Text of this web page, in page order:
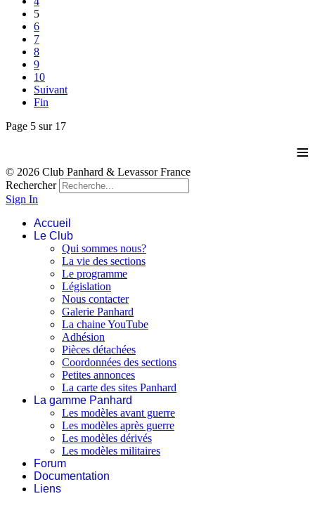
5
6
7
8
9
10
Suivant
Fin
Page 5 sur 17
≡
© 2026 Club Panhard & Levassor France
Rechercher
Sign In
Accueil
Le Club
Qui sommes nous?
La vie des sections
Le programme
Législation
Nous contacter
Galerie Panhard
La chaine YouTube
Adhésion
Pièces détachées
Coordonnées des sections
Petites annonces
La carte des sites Panhard
La gamme Panhard
Les modèles avant guerre
Les modèles après guerre
Les modèles dérivés
Les modèles militaires
Forum
Documentation
Liens